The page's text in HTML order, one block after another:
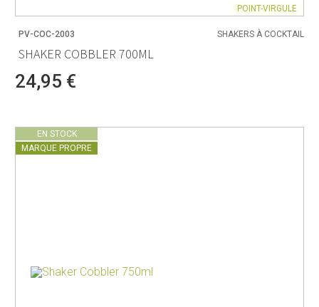
POINT-VIRGULE
PV-COC-2003 SHAKERS À COCKTAIL
SHAKER COBBLER 700ML
24,95 €
EN STOCK
MARQUE PROPRE